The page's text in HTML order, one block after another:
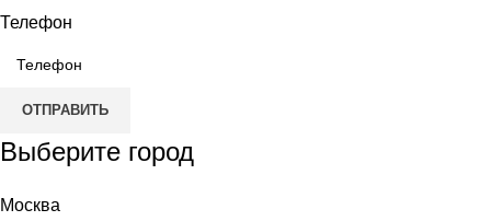
Телефон
ОТПРАВИТЬ
Выберите город
Москва